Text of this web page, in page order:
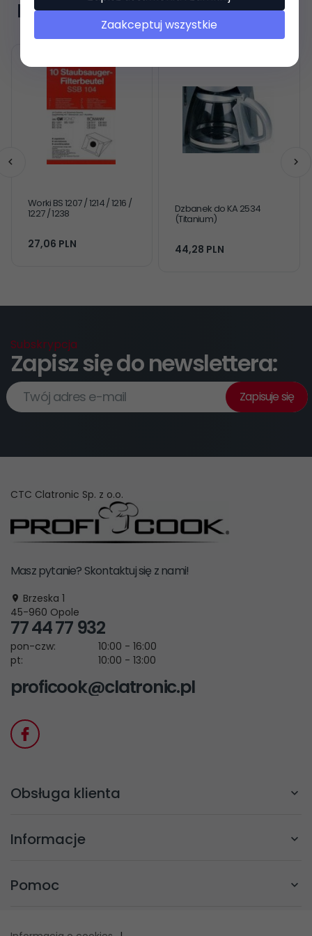
Polecamy
Worki BS 1207 / 1214 / 1216 /
1227 / 1238
27,06 PLN
Dzbanek do KA 2534
(Titanium)
44,28 PLN
Subskrypcja
Zapisz się do newslettera:
Twój adres e-mail Zapisuje się
CTC Clatronic Sp. z o.o.
Masz pytanie? Skontaktuj się z nami!
Brzeska 1
45-960 Opole
77 44 77 932
pon-czw:
10:00 - 16:00
pt:
10:00 - 13:00
proficook@clatronic.pl
Obsługa klienta
Informacje
Pomoc
Zaakceptuj wszystkie